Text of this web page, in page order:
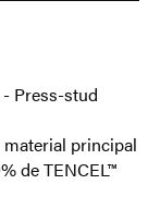
Press-stud
material principal
de TENCEL™